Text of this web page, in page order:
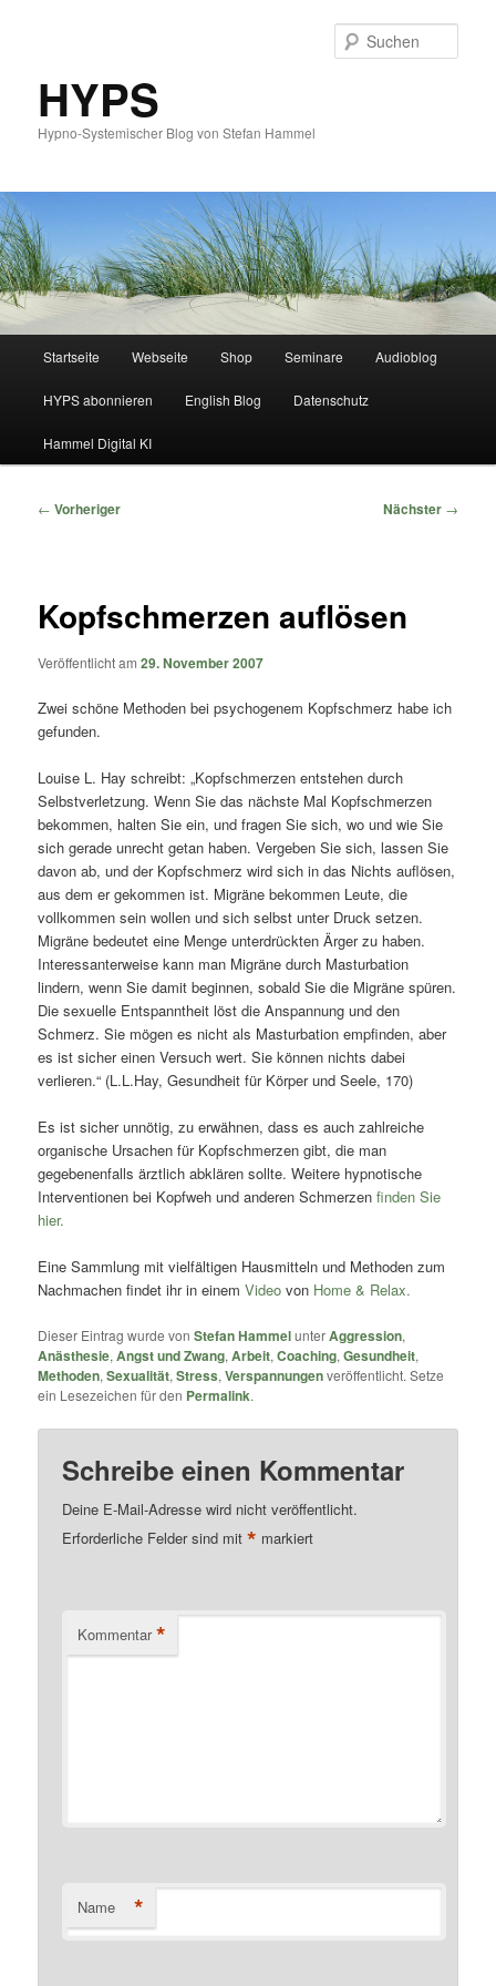
HYPS
Hypno-Systemischer Blog von Stefan Hammel
Zum
primären
Inhalt
springen
Zum
sekundären
Inhalt
springen
Startseite Webseite Shop Seminare Audioblog
HYPS abonnieren English Blog Datenschutz
Hammel Digital KI
Beitragsnavigation
← Vorheriger Nächster →
Kopfschmerzen auflösen
Veröffentlicht am29. November 2007
Zwei schöne Methoden bei psychogenem Kopfschmerz habe ich
gefunden.
Louise L. Hay schreibt: „Kopfschmerzen entstehen durch
Selbstverletzung. Wenn Sie das nächste Mal Kopfschmerzen
bekommen, halten Sie ein, und fragen Sie sich, wo und wie Sie
sich gerade unrecht getan haben. Vergeben Sie sich, lassen Sie
davon ab, und der Kopfschmerz wird sich in das Nichts auflösen,
aus dem er gekommen ist. Migräne bekommen Leute, die
vollkommen sein wollen und sich selbst unter Druck setzen.
Migräne bedeutet eine Menge unterdrückten Ärger zu haben.
Interessanterweise kann man Migräne durch Masturbation
lindern, wenn Sie damit beginnen, sobald Sie die Migräne spüren.
Die sexuelle Entspanntheit löst die Anspannung und den
Schmerz. Sie mögen es nicht als Masturbation empfinden, aber
es ist sicher einen Versuch wert. Sie können nichts dabei
verlieren.“ (L.L.Hay, Gesundheit für Körper und Seele, 170)
Es ist sicher unnötig, zu erwähnen, dass es auch zahlreiche
organische Ursachen für Kopfschmerzen gibt, die man
gegebenenfalls ärztlich abklären sollte. Weitere hypnotische
Interventionen bei Kopfweh und anderen Schmerzen finden Sie
hier.
Eine Sammlung mit vielfältigen Hausmitteln und Methoden zum
Nachmachen findet ihr in einemVideo von Home & Relax.
Dieser Eintrag wurde vonStefan HammelunterAggression,
Anästhesie,Angst und Zwang,Arbeit,Coaching,Gesundheit,
Methoden,Sexualität,Stress,Verspannungenveröffentlicht. Setze
ein Lesezeichen für den Permalink.
Schreibe einen Kommentar
Deine E-Mail-Adresse wird nicht veröffentlicht.
Erforderliche Felder sind mit* markiert
Kommentar *
Name *